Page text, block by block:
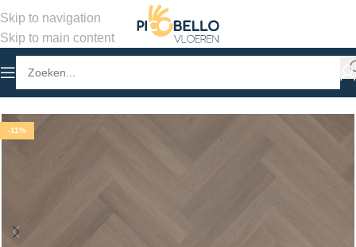
Skip to navigation
Skip to main content
Home/Winkel
-11%